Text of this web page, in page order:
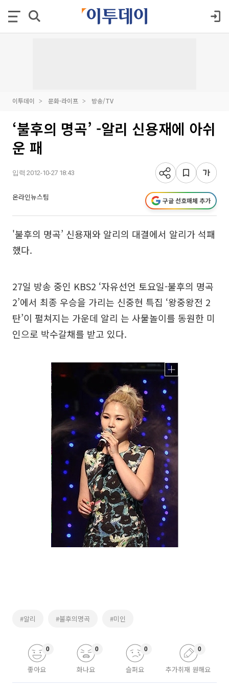
이투데이 문화·라이프 방송/TV
‘불후의 명곡’ -알리 신용재에 아쉬
운 패
입력 2012-10-27 18:43
온라인뉴스팀 구글 선호매체 추가
'불후의 명곡’ 신용재와 알리의 대결에서 알리가 석패
했다.
27일 방송 중인 KBS2 ‘자유선언 토요일-불후의 명곡
2’에서 최종 우승을 가리는 신중현 특집 ‘왕중왕전 2
탄’이 펼쳐지는 가운데 알리 는 사물놀이를 동원한 미
인으로 박수갈채를 받고 있다.
#알리 #불후의명곡 #미인
좋아요
0
화나요
0
슬퍼요
0
추가취재 원해요
0